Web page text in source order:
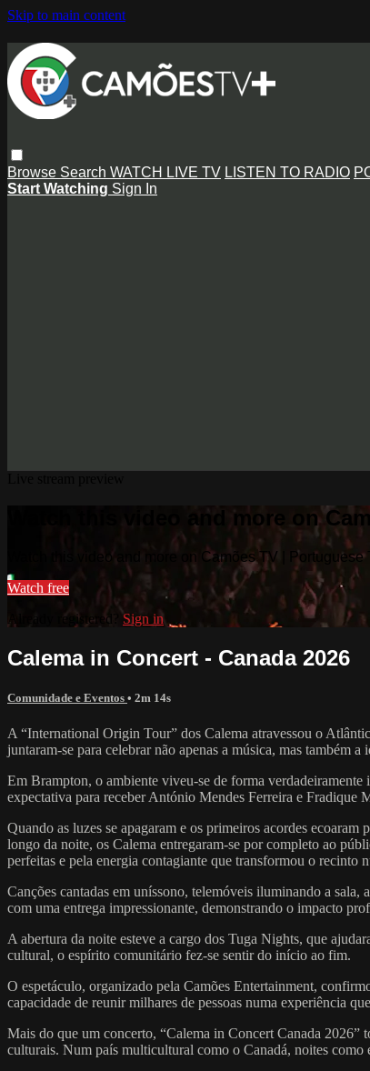
Skip to main content
Browse Search WATCH LIVE TV LISTEN TO RADIO
Start Watching Sign In
Watch this video and more on
Watch this video and more on Camões TV |
Watch free
Already registered? Sign in
Calema in Concert - Canada 2026
Comunidade e Eventos • 2m 14s
A “International Origin Tour” dos Calema atravessou o
juntaram-se para celebrar não apenas a música, mas também
Em Brampton, o ambiente viveu-se de forma
expectativa para receber António Mendes Ferreira e Fradique
Quando as luzes se apagaram e os primeiros acordes
longo da noite, os Calema entregaram-se por completo ao
perfeitas e pela energia contagiante que transformou o recinto
Canções cantadas em uníssono, telemóveis iluminando a
com uma entrega impressionante, demonstrando o impacto
A abertura da noite esteve a cargo dos Tuga Nights, que
cultural, o espírito comunitário fez-se sentir do início ao fim.
O espetáculo, organizado pela Camões Entertainment,
capacidade de reunir milhares de pessoas numa experiência
Mais do que um concerto, “Calema in Concert Canada 2026”
culturais. Num país multicultural como o Canadá, noites como